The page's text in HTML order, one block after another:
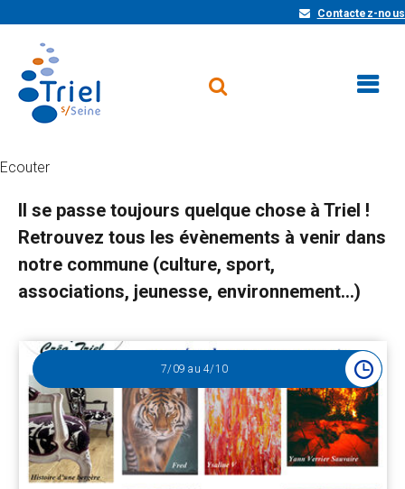
Contactez-nous
Ecouter
Il se passe toujours quelque chose à Triel !
Retrouvez tous les évènements à venir dans
notre commune (culture, sport,
associations, jeunesse, environnement...)
Résultats
de
la
recherche
7/09 au4/10